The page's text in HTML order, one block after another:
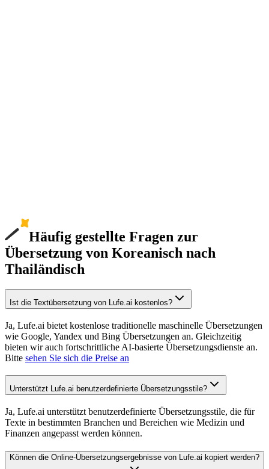
Häufig gestellte Fragen zur
Übersetzung von Koreanisch nach
Thailändisch
Ist die Textübersetzung von Lufe.ai kostenlos?
Ja, Lufe.ai bietet kostenlose traditionelle maschinelle Übersetzungen
wie Google, Yandex und Bing Übersetzungen an. Gleichzeitig
bieten wir auch fortschrittliche AI-basierte Übersetzungsdienste an.
Bitte sehen Sie sich die Preise an
Unterstützt Lufe.ai benutzerdefinierte Übersetzungsstile?
Ja, Lufe.ai unterstützt benutzerdefinierte Übersetzungsstile, die für
Texte in bestimmten Branchen und Bereichen wie Medizin und
Finanzen angepasst werden können.
Können die Online-Übersetzungsergebnisse von Lufe.ai kopiert werden?